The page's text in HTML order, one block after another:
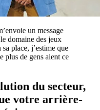
un message
domaine des jeux
place, j’estime que
plus de gens aient ce
du secteur,
votre arrière-